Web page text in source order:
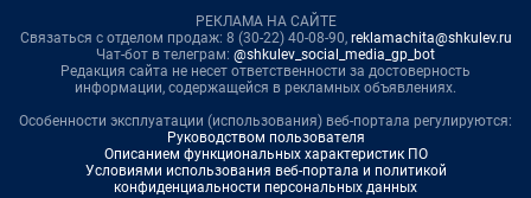
РЕКЛАМА НА САЙТЕ
Связаться с отделом продаж: 8 (30-22) 40-08-90, reklamachita@shkulev.ru
Чат-бот в телеграм: @shkulev_social_media_gp_bot
Редакция сайта не несет ответственности за достоверность
информации, содержащейся в рекламных объявлениях.
Особенности эксплуатации (использования) веб-портала регулируются:
Руководством пользователя
Описанием функциональных характеристик ПО
Условиями использования веб-портала и политикой
конфиденциальности персональных данных